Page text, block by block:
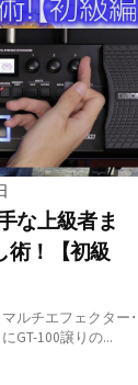
な上級者ま
術！【初級
ルチエフェクター･
GT-100譲りの...